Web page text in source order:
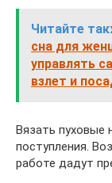
Читайте
сна для
управлять
взлет и
Вязать пуховые
поступления.
работе дадут